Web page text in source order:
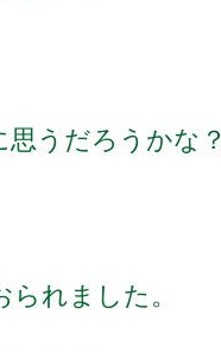
うだろうかな？
れました。